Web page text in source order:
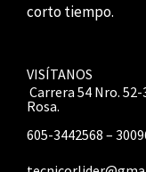
corto tiempo.
VISÍTANOS
Carrera 54 Nro.
Rosa.
605-3442568 –